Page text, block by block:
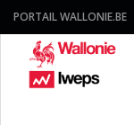
PORTAIL WALLONIE.BE